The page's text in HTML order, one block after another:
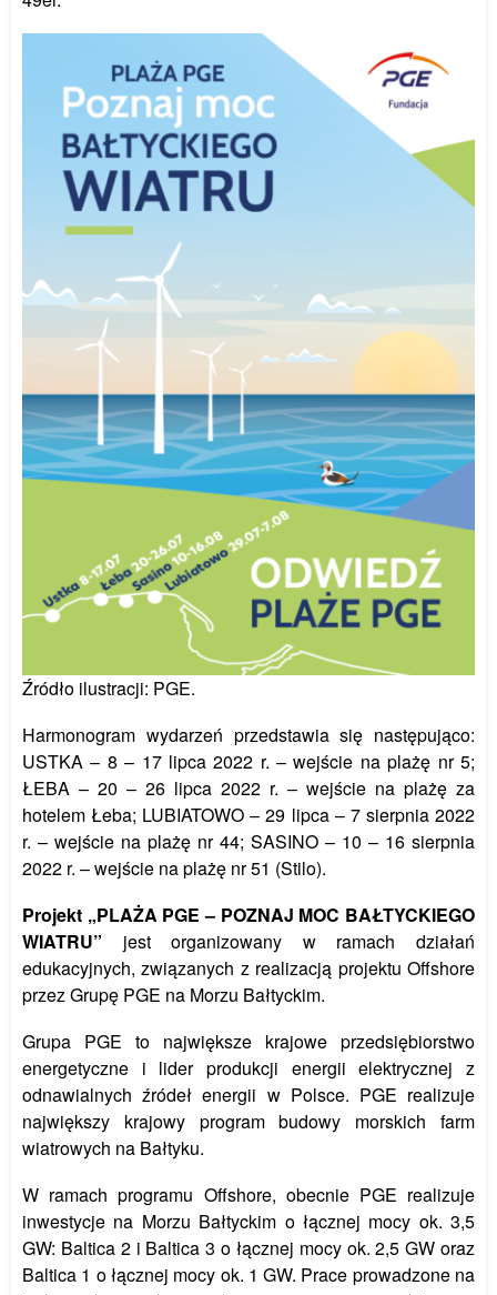
Źródło ilustracji: PGE.
Harmonogram wydarzeń przedstawia się następująco:
USTKA – 8 – 17 lipca 2022 r. – wejście na plażę nr 5;
ŁEBA – 20 – 26 lipca 2022 r. – wejście na plażę za
hotelem Łeba; LUBIATOWO – 29 lipca – 7 sierpnia 2022
r. – wejście na plażę nr 44; SASINO – 10 – 16 sierpnia
2022 r. – wejście na plażę nr 51 (Stilo).
Projekt „PLAŻA PGE – POZNAJ MOC BAŁTYCKIEGO
WIATRU” jest organizowany w ramach działań
edukacyjnych, związanych z realizacją projektu Offshore
przez Grupę PGE na Morzu Bałtyckim.
Grupa PGE to największe krajowe przedsiębiorstwo
energetyczne i lider produkcji energii elektrycznej z
odnawialnych źródeł energii w Polsce. PGE realizuje
największy krajowy program budowy morskich farm
wiatrowych na Bałtyku.
W ramach programu Offshore, obecnie PGE realizuje
inwestycje na Morzu Bałtyckim o łącznej mocy ok. 3,5
GW: Baltica 2 i Baltica 3 o łącznej mocy ok. 2,5 GW oraz
Baltica 1 o łącznej mocy ok. 1 GW. Prace prowadzone na